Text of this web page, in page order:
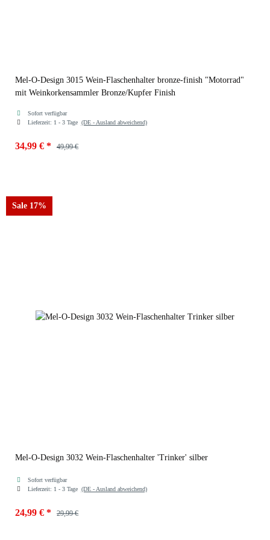
Mel-O-Design 3015 Wein-Flaschenhalter bronze-finish "Motorrad"
mit Weinkorkensammler Bronze/Kupfer Finish
Sofort verfügbar
Lieferzeit: 1 - 3 Tage (DE - Ausland abweichend)
34,99 € * 49,99 €
Sale 17%
Mel-O-Design 3032 Wein-Flaschenhalter 'Trinker' silber
Sofort verfügbar
Lieferzeit: 1 - 3 Tage (DE - Ausland abweichend)
24,99 € * 29,99 €